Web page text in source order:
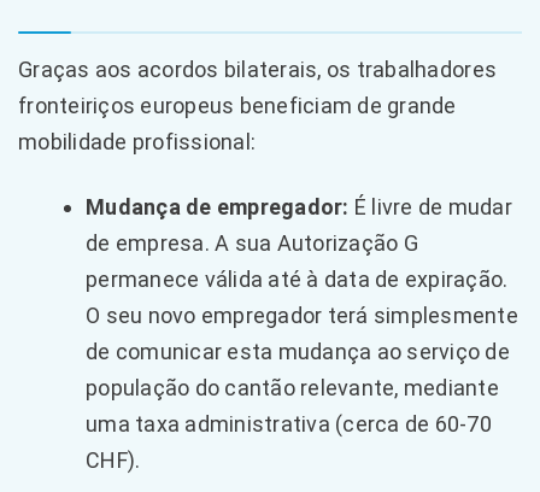
Graças aos acordos bilaterais, os trabalhadores
fronteiriços europeus beneficiam de grande
mobilidade profissional:
Mudança de empregador: É livre de mudar
de empresa. A sua Autorização G
permanece válida até à data de expiração.
O seu novo empregador terá simplesmente
de comunicar esta mudança ao serviço de
população do cantão relevante, mediante
uma taxa administrativa (cerca de 60-70
CHF).